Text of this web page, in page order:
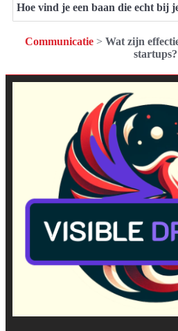
Hoe vind je een baan die echt bij
Communicatie> Wat zijn
startups?